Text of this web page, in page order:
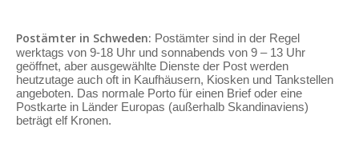
Postämter in Schweden: Postämter sind in der Regel
werktags von 9-18 Uhr und sonnabends von 9 – 13 Uhr
geöffnet, aber ausgewählte Dienste der Post werden
heutzutage auch oft in Kaufhäusern, Kiosken und Tankstellen
angeboten. Das normale Porto für einen Brief oder eine
Postkarte in Länder Europas (außerhalb Skandinaviens)
beträgt elf Kronen.